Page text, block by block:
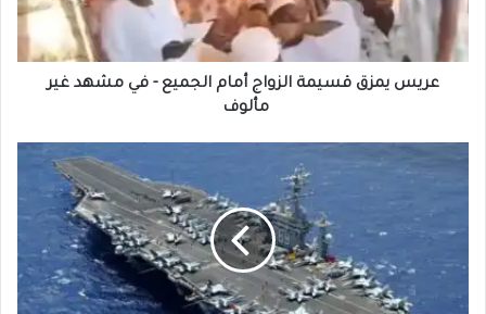
-
في
مشهد
عريس يمزق قسيمة الزواج أمام الجميع - في مشهد غير
مألوف